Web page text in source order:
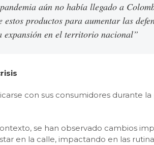
aún no había llegado a
productos para aumentar las
en el territorio nacional”
con sus consumidores durante
se han observado cambios
en la calle, impactando en las